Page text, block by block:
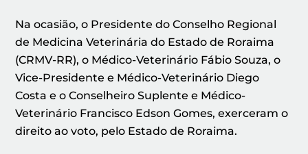
Na ocasião, o Presidente do Conselho Regional
de Medicina Veterinária do Estado de Roraima
(CRMV-RR), o Médico-Veterinário Fábio Souza, o
Vice-Presidente e Médico-Veterinário Diego
Costa e o Conselheiro Suplente e Médico-
Veterinário Francisco Edson Gomes, exerceram o
direito ao voto, pelo Estado de Roraima.